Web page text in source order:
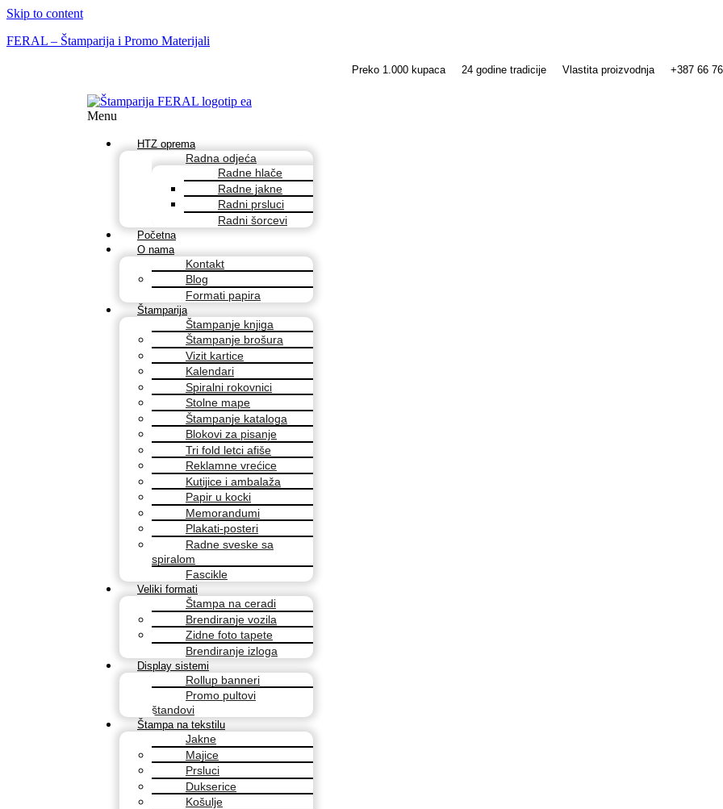
Skip to content
FERAL – Štamparija i Promo Materijali
Preko 1.000 kupaca 24 godine tradicije Vlastita proizvodnja +387 66
Menu
HTZ oprema
Radna odjeća
Radne hlače
Radne jakne
Radni prsluci
Radni šorcevi
Početna
O nama
Kontakt
Blog
Formati papira
Štamparija
Štampanje knjiga
Štampanje brošura
Vizit kartice
Kalendari
Spiralni rokovnici
Stolne mape
Štampanje kataloga
Blokovi za pisanje
Tri fold letci afiše
Reklamne vrećice
Kutijice i ambalaža
Papir u kocki
Memorandumi
Plakati-posteri
Radne sveske sa
spiralom
Fascikle
Veliki formati
Štampa na ceradi
Brendiranje vozila
Zidne foto tapete
Brendiranje izloga
Display sistemi
Rollup banneri
Promo pultovi
štandovi
Štampa na tekstilu
Jakne
Majice
Prsluci
Dukserice
Košulje